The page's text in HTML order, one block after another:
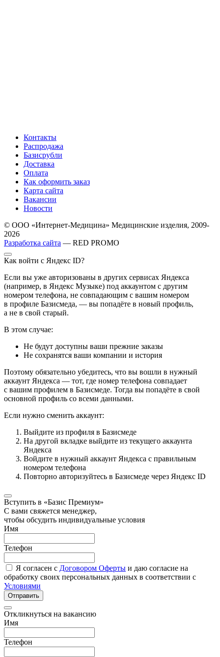
Контакты
Распродажа
Базисрубли
Доставка
Оплата
Как оформить заказ
Карта сайта
Вакансии
Новости
© ООО «Интернет-Медицина» Медицинские изделия, 2009-
2026
Разработка сайта — RED PROMO
Как войти с Яндекс ID?
Если вы уже авторизованы в других сервисах Яндекса
(например, в Яндекс Музыке) под аккаунтом с другим
номером телефона, не совпадающим с вашим номером
в профиле Базисмеда, — вы попадёте в новый профиль,
а не в свой старый.
В этом случае:
Не будут доступны ваши прежние заказы
Не сохранятся ваши компании и история
Поэтому обязательно убедитесь, что вы вошли в нужный
аккаунт Яндекса — тот, где номер телефона совпадает
с вашим профилем в Базисмеде. Тогда вы попадёте в свой
основной профиль со всеми данными.
Если нужно сменить аккаунт:
Выйдите из профиля в Базисмеде
На другой вкладке выйдите из текущего аккаунта
Яндекса
Войдите в нужный аккаунт Яндекса с правильным
номером телефона
Повторно авторизуйтесь в Базисмеде через Яндекс ID
Вступить в «Базис Премиум»
С вами свяжется менеджер,
чтобы обсудить индивидуальные условия
Имя
Телефон
Я согласен с Договором Оферты и даю согласие на
обработку своих персональных данных в соответствии с
Условиями
Отправить
Откликнуться на вакансию
Имя
Телефон